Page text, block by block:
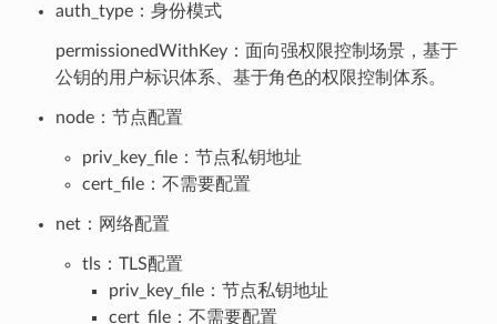
auth_type：身份模式
permissionedWithKey：面向强权限控制场景，基于
公钥的用户标识体系、基于角色的权限控制体系。
node：节点配置
priv_key_file：节点私钥地址
cert_file：不需要配置
net：网络配置
tls：TLS配置
priv_key_file：节点私钥地址
cert_file：不需要配置